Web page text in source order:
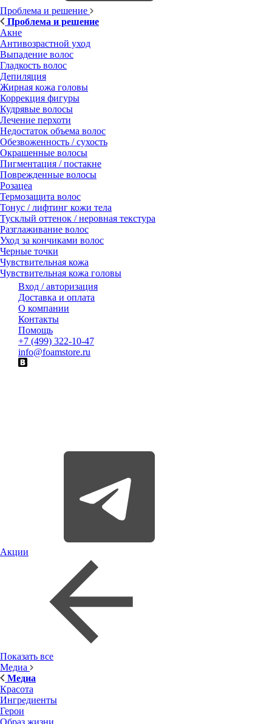
Проблема и решение
Проблема и решение
Акне
Антивозрастной уход
Выпадение волос
Гладкость волос
Депиляция
Жирная кожа головы
Коррекция фигуры
Кудрявые волосы
Лечение перхоти
Недостаток объема волос
Обезвоженность / сухость
Окрашенные волосы
Пигментация / постакне
Поврежденные волосы
Розацеа
Термозащита волос
Тонус / лифтинг кожи тела
Тусклый оттенок / неровная текстура
Разглаживание волос
Уход за кончиками волос
Черные точки
Чувствительная кожа
Чувствительная кожа головы
Вход / авторизация
Доставка и оплата
О компании
Контакты
Помощь
+7 (499) 322-10-47
info@foamstore.ru
Акции
Показать все
Медиа
Медиа
Красота
Ингредиенты
Герои
Образ жизни